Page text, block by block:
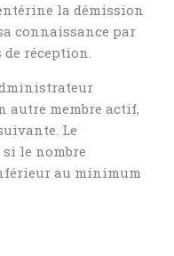
la démission
connaissance par
de réception.
autre membre actif,
Le
le nombre
au minimum